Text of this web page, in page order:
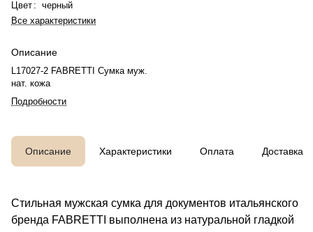
Цвет : черный
Все характеристики
Описание
L17027-2 FABRETTI Сумка муж.
нат. кожа
Подробности
Описание Характеристики Оплата Доставка
Стильная мужская сумка для документов итальянского
бренда FABRETTI выполнена из натуральной гладкой